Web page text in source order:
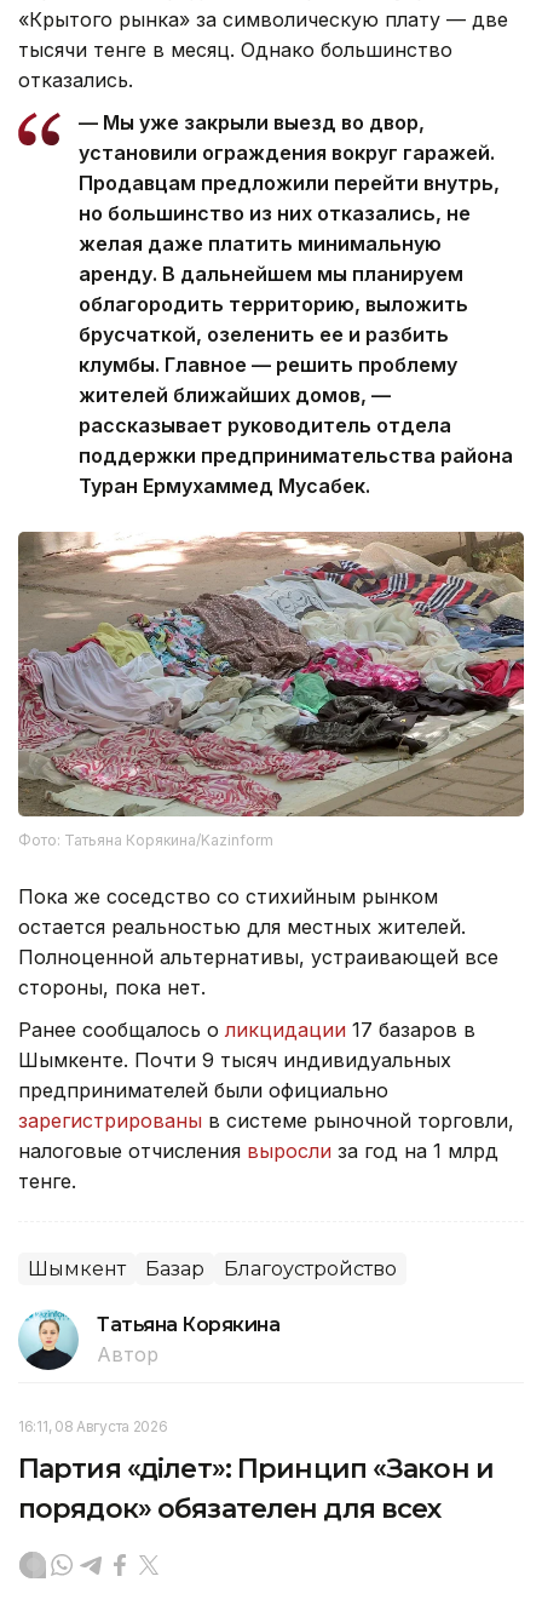
«Крытого рынка» за символическую плату — две
тысячи тенге в месяц. Однако большинство
отказались.
— Мы уже закрыли выезд во двор,
установили ограждения вокруг гаражей.
Продавцам предложили перейти внутрь,
но большинство из них отказались, не
желая даже платить минимальную
аренду. В дальнейшем мы планируем
облагородить территорию, выложить
брусчаткой, озеленить ее и разбить
клумбы. Главное — решить проблему
жителей ближайших домов, —
рассказывает руководитель отдела
поддержки предпринимательства района
Туран Ермухаммед Мусабек.
Фото: Татьяна Корякина/Kazinform
Пока же соседство со стихийным рынком
остается реальностью для местных жителей.
Полноценной альтернативы, устраивающей все
стороны, пока нет.
Ранее сообщалось о ликцидации 17 базаров в
Шымкенте. Почти 9 тысяч индивидуальных
предпринимателей были официально
зарегистрированы в системе рыночной торговли,
налоговые отчисления выросли за год на 1 млрд
тенге.
Шымкент Базар Благоустройство
Татьяна Корякина
Автор
16:11, 08 Августа 2026
Партия «Әділет»: Принцип «Закон и
порядок» обязателен для всех